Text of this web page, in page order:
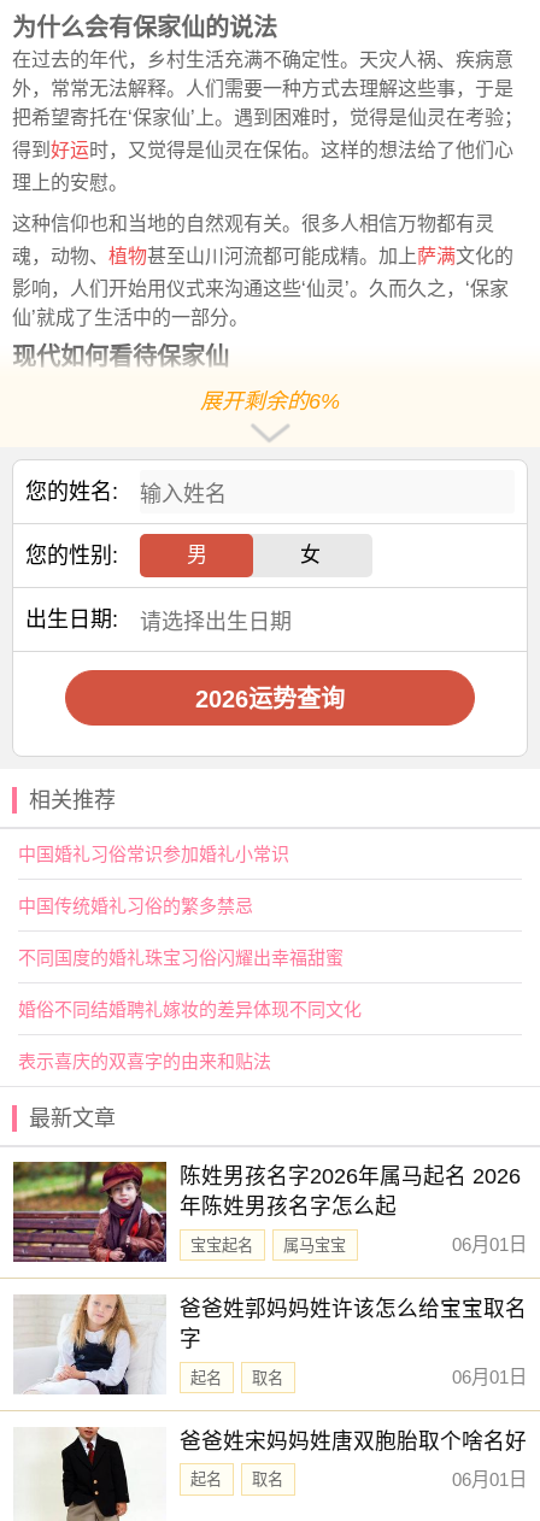
为什么会有保家仙的说法
在过去的年代，乡村生活充满不确定性。天灾人祸、疾病意
外，常常无法解释。人们需要一种方式去理解这些事，于是
把希望寄托在‘保家仙’上。遇到困难时，觉得是仙灵在考验；
得到 好运时，又觉得是仙灵在保佑。这样的想法给了他们心
理上的安慰。
这种信仰也和当地的自然观有关。很多人相信万物都有灵
魂，动物、 植物甚至山川河流都可能成精。加上萨满文化的
影响，人们开始用仪式来沟通这些‘仙灵’。久而久之，‘保家
仙’就成了生活中的一部分。
现代如何看待保家仙
普及和科学知识的传播，越来越多的人开始理性看
待‘保家仙’。那些曾经被认为是‘仙附体’的现象，其实可能是
比依赖神秘解释更有效。
但这并不意味着‘保家仙’就该被否定。它是一种文化的体现，
反映了人们对生活的理解与期待。我们可以记录这些故事，
从中看到过去人们的思维方式，也可以用新的角度去解读
它，让它成为文化传承的一部分。
面对现实。当人们不再靠‘保家仙’来解释未知，而是用知识去
认识世界，就能获得真正的掌控感。
过去，也能面向未来。
展开剩余的6%
您的姓名:
您的性别: 男 女
出生日期:
2026运势查询
相关推荐
中国婚礼习俗常识参加婚礼小常识
中国传统婚礼习俗的繁多禁忌
不同国度的婚礼珠宝习俗闪耀出幸福甜蜜
婚俗不同结婚聘礼嫁妆的差异体现不同文化
表示喜庆的双喜字的由来和贴法
最新文章
陈姓男孩名字2026年属马起名 2026
年陈姓男孩名字怎么起
宝宝起名
属马宝宝
新生儿取名
06月01日
爸爸姓郭妈妈姓许该怎么给宝宝取名
字
起名 取名 06月01日
爸爸姓宋妈妈姓唐双胞胎取个啥名好
起名 取名 06月01日